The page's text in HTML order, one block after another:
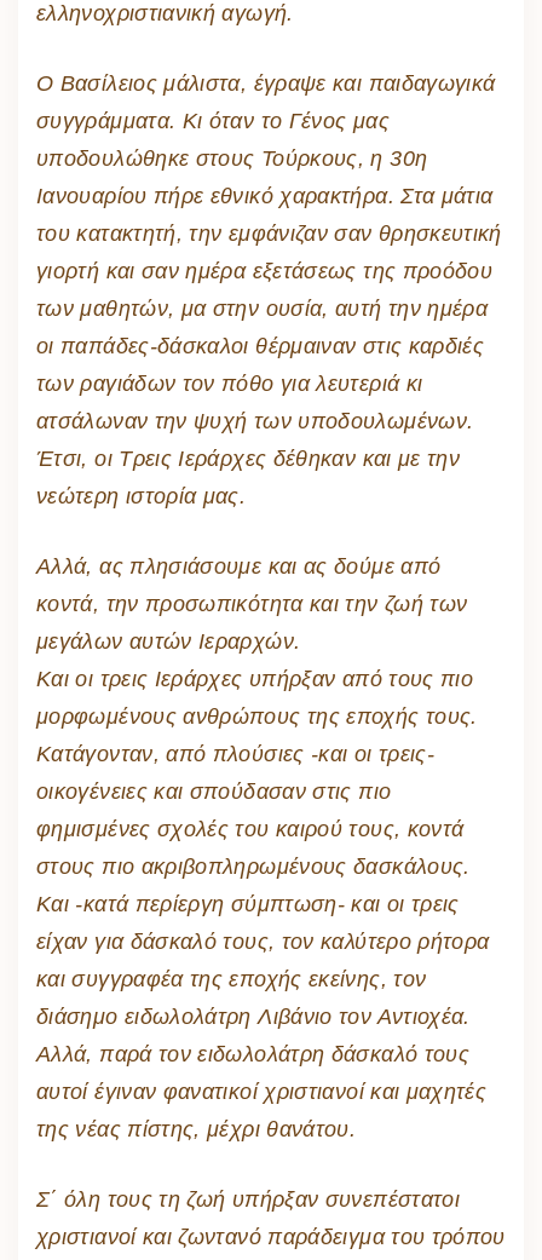
ελληνοχριστιανική αγωγή.
Ο Βασίλειος μάλιστα, έγραψε και παιδαγωγικά
συγγράμματα. Κι όταν το Γένος μας
υποδουλώθηκε στους Τούρκους, η 30η
Ιανουαρίου πήρε εθνικό χαρακτήρα. Στα μάτια
του κατακτητή, την εμφάνιζαν σαν θρησκευτική
γιορτή και σαν ημέρα εξετάσεως της προόδου
των μαθητών, μα στην ουσία, αυτή την ημέρα
οι παπάδες-δάσκαλοι θέρμαιναν στις καρδιές
των ραγιάδων τον πόθο για λευτεριά κι
ατσάλωναν την ψυχή των υποδουλωμένων.
Έτσι, οι Τρεις Ιεράρχες δέθηκαν και με την
νεώτερη ιστορία μας.
Αλλά, ας πλησιάσουμε και ας δούμε από
κοντά, την προσωπικότητα και την ζωή των
μεγάλων αυτών Ιεραρχών.
Και οι τρεις Ιεράρχες υπήρξαν από τους πιο
μορφωμένους ανθρώπους της εποχής τους.
Κατάγονταν, από πλούσιες -και οι τρεις-
οικογένειες και σπούδασαν στις πιο
φημισμένες σχολές του καιρού τους, κοντά
στους πιο ακριβοπληρωμένους δασκάλους.
Και -κατά περίεργη σύμπτωση- και οι τρεις
είχαν για δάσκαλό τους, τον καλύτερο ρήτορα
και συγγραφέα της εποχής εκείνης, τον
διάσημο ειδωλολάτρη Λιβάνιο τον Αντιοχέα.
Αλλά, παρά τον ειδωλολάτρη δάσκαλό τους
αυτοί έγιναν φανατικοί χριστιανοί και μαχητές
της νέας πίστης, μέχρι θανάτου.
Σ΄ όλη τους τη ζωή υπήρξαν συνεπέστατοι
χριστιανοί και ζωντανό παράδειγμα του τρόπου